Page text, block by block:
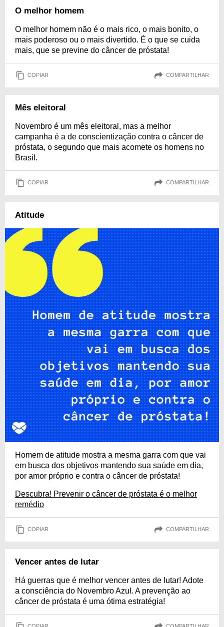
O melhor homem
O melhor homem não é o mais rico, o mais bonito, o
mais poderoso ou o mais divertido. É o que se cuida
mais, que se previne do câncer de próstata!
COPIAR COMPARTILHAR
Mês eleitoral
Novembro é um mês eleitoral, mas a melhor
campanha é a de conscientização contra o câncer de
próstata, o segundo que mais acomete os homens no
Brasil.
COPIAR COMPARTILHAR
Atitude
Homem de atitude mostra a mesma garra com que vai
em busca dos objetivos mantendo sua saúde em dia,
por amor próprio e contra o câncer de próstata!
Descubra! Prevenir o câncer de próstata é o melhor
remédio
COPIAR COMPARTILHAR
Vencer antes de lutar
Há guerras que é melhor vencer antes de lutar! Adote
a consciência do Novembro Azul. A prevenção ao
câncer de próstata é uma ótima estratégia!